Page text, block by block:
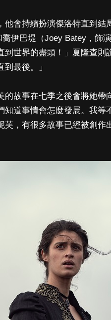
他會持續扮演傑洛特直到結
伊巴堤（Joey Batey，飾
到世界的盡頭！」夏隆查則
最後。」
的故事在七季之後會將她帶
知道事情會怎麼發展。我等
芙，有很多故事已經被創作